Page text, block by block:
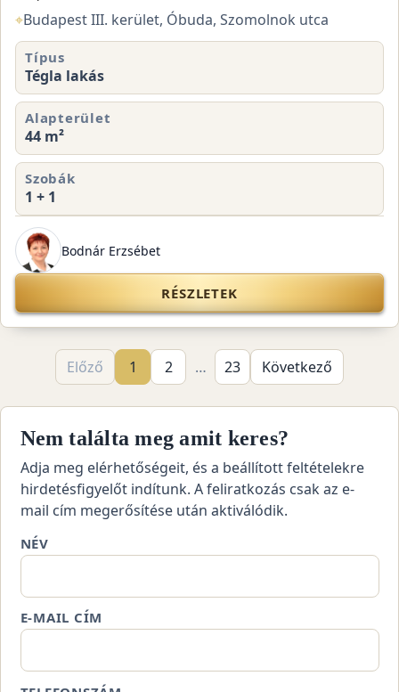
⌖Budapest III. kerület, Óbuda, Szomolnok utca
Típus
Tégla lakás
Alapterület
44 m²
Szobák
1 + 1
Bodnár Erzsébet
RÉSZLETEK
Előző 1 2 … 23 Következő
Nem találta meg amit keres?
Adja meg elérhetőségeit, és a beállított feltételekre
hirdetésfigyelőt indítunk. A feliratkozás csak az e-
mail cím megerősítése után aktiválódik.
NÉV
E-MAIL CÍM